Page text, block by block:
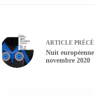
ARTICLE
Nuit
novembre 2020